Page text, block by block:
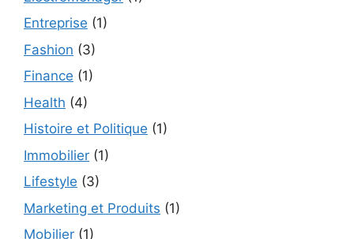
Entreprise (1)
Fashion (3)
Finance (1)
Health (4)
Histoire et Politique (1)
Immobilier (1)
Lifestyle (3)
Marketing et Produits (1)
Mobilier (1)